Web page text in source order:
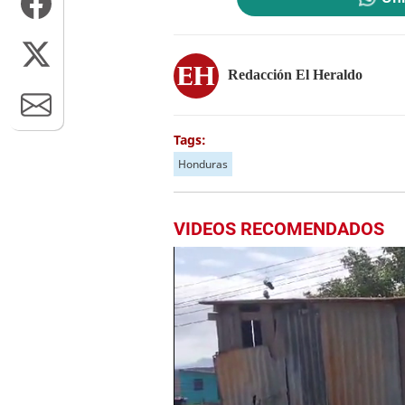
Redacción El Heraldo
Tags:
Honduras
VIDEOS RECOMENDADOS